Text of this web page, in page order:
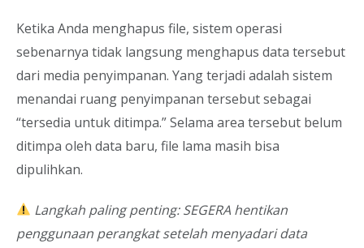
Ketika Anda menghapus file, sistem operasi
sebenarnya tidak langsung menghapus data tersebut
dari media penyimpanan. Yang terjadi adalah sistem
menandai ruang penyimpanan tersebut sebagai
“tersedia untuk ditimpa.” Selama area tersebut belum
ditimpa oleh data baru, file lama masih bisa
dipulihkan.
Langkah paling penting: SEGERA hentikan
penggunaan perangkat setelah menyadari data